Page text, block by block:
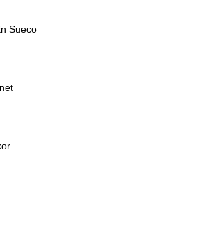
Sueco